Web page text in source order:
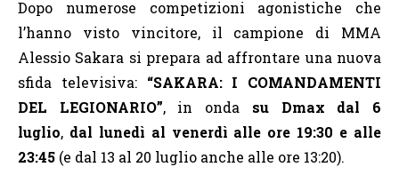
Dopo numerose competizioni agonistiche che
l’hanno visto vincitore, il campione di MMA
Alessio Sakara si prepara ad affrontare una nuova
sfida televisiva: “SAKARA: I COMANDAMENTI
DEL LEGIONARIO”, in onda su Dmax dal 6
luglio, dal lunedì al venerdì alle ore 19:30 e alle
23:45 (e dal 13 al 20 luglio anche alle ore 13:20).